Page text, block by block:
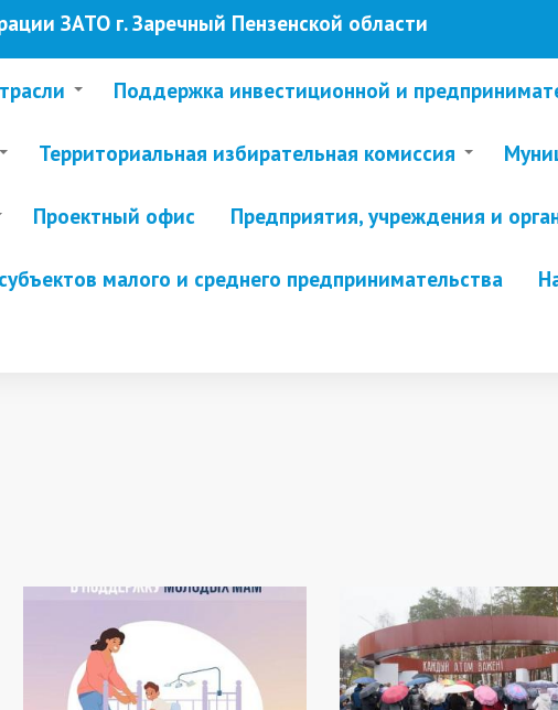
ЗАТО г. Заречный Пензенской области
Поддержка инвестиционной и
Территориальная избирательная комиссия
Проектный офис Предприятия, учреждения и
малого и среднего предпринимательства